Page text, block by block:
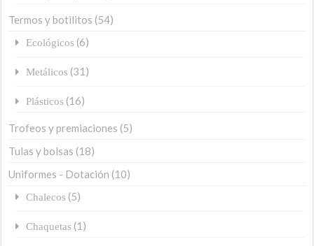
Termos y botilitos (54)
Ecológicos (6)
Metálicos (31)
Plásticos (16)
Trofeos y premiaciones (5)
Tulas y bolsas (18)
Uniformes - Dotación (10)
Chalecos (5)
Chaquetas (1)